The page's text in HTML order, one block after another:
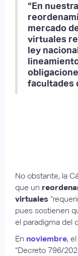
“En
mercado
virtuales
ley
facultades
No obstante, la
que un
virtuales
pues sostienen
el paradigma del
En noviembre, el
“Decreto 796/